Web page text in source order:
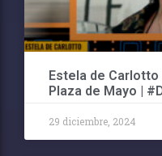
Estela de
Plaza de Mayo |
29 diciembre, 2024